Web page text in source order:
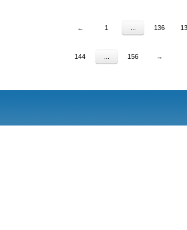
← 1 136
144 156 →